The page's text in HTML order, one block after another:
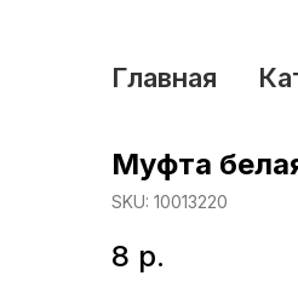
Главная
Муфта
SKU: 10013220
8 р.